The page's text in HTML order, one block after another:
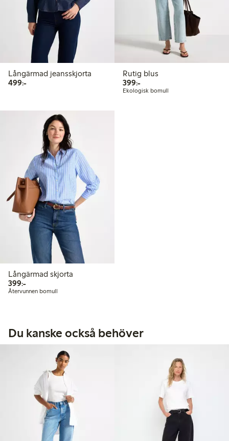
Långärmad jeansskjorta
499:-499,00 kr
Rutig blus
399:-399,00 kr
Ekologisk bomull
Långärmad skjorta
399:-399,00 kr
Återvunnen bomull
Du kanske också behöver